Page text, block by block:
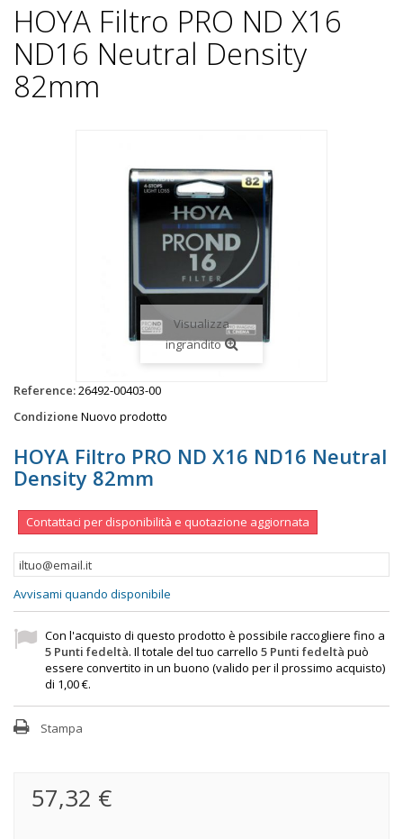
HOYA Filtro PRO ND X16
ND16 Neutral Density
82mm
Visualizza
ingrandito
Reference:26492-00403-00
Condizione Nuovo prodotto
HOYA Filtro PRO ND X16 ND16 Neutral
Density 82mm
Contattaci per disponibilità e quotazione aggiornata
Avvisami quando disponibile
Con l'acquisto di questo prodotto è possibile raccogliere fino a
5 Punti fedeltà. Il totale del tuo carrello 5 Punti fedeltà può
essere convertito in un buono (valido per il prossimo acquisto)
di 1,00 €.
Stampa
57,32 €